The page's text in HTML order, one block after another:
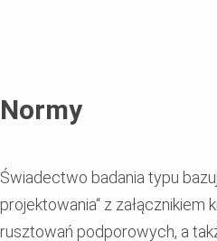
Normy
Świadectwo badania typu
projektowania“ z
rusztowań podporowych, a